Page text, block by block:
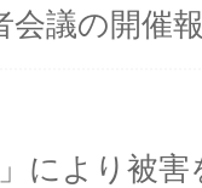
会議の開催
」により被